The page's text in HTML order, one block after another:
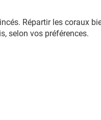
Répartir les coraux
selon vos préférences.